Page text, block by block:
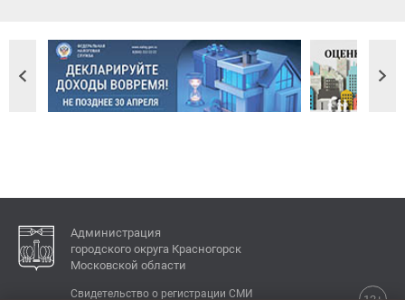
Администрация
городского округа Красногорск
Московской области
Свидетельство о регистрации СМИ